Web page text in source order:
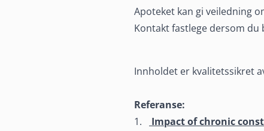
Apoteket kan gi veiledning
Kontakt fastlege dersom
Innholdet er kvalitetssikret
Referanse:
1.
Impact of chronic